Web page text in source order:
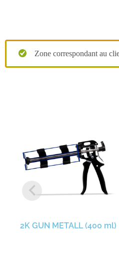
Zone correspondant au
2K GUN METALL (400 ml)